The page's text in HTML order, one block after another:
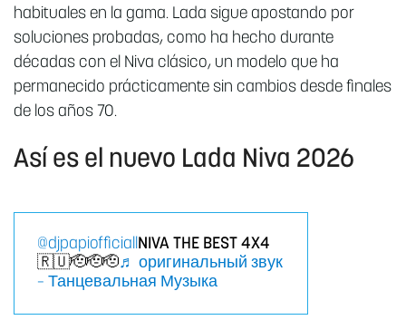
habituales en la gama. Lada sigue apostando por
soluciones probadas, como ha hecho durante
décadas con el Niva clásico, un modelo que ha
permanecido prácticamente sin cambios desde finales
de los años 70.
Así es el nuevo Lada Niva 2026
@djpapiofficiallNIVA THE BEST 4X4
🇷🇺🫡🫡🫡♬ оригинальный звук
– Танцевальная Музыка